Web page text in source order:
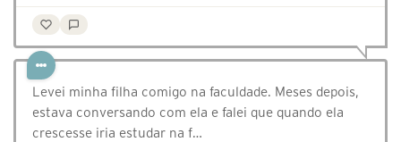
Levei minha filha comigo na faculdade. Meses depois,
estava conversando com ela e falei que quando ela
crescesse iria estudar na f…